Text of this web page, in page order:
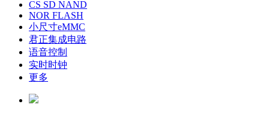
CS SD NAND
NOR FLASH
小尺寸eMMC
君正集成电路
语音控制
实时时钟
更多